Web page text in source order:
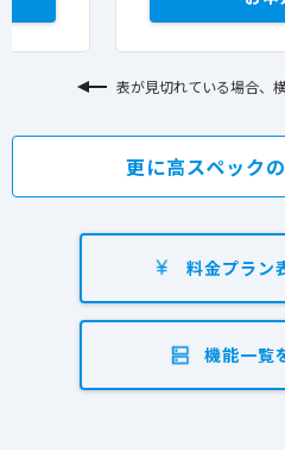
表が見切れている場合、
更に高スペック
料金プラン
機能一覧